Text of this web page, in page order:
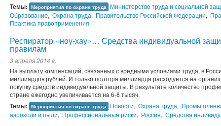
Темы: Мероприятия по охране труда Министерство труда и социальной
Образование, Охрана труда, Правительство Российской Федерации,
Практика правоприменения
Респиратор «ноу-хау»… Средства индивидуальной
правилам
3 апреля 2014 г.
На выплату компенсаций, связанных с вредными условиями труда, в
миллиардов рублей. И только полтора миллиарда расходуется на
покупку средств индивидуальной защиты. В результате количество
стране ежегодно увеличивается на 6-8 тысяч.
Темы: Мероприятия по охране труда Новости, Охрана труда,
аэрозоли и пыли, Профессиональные риски, Россия, Средства